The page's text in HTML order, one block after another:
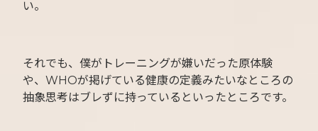
い。
それでも、僕がトレーニングが嫌いだった原体験
や、WHOが掲げている健康の定義みたいなところの
抽象思考はブレずに持っているといったところです。